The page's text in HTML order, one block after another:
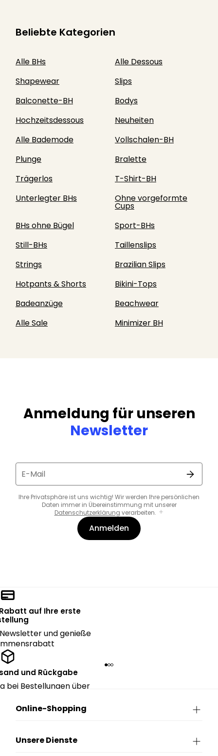
Beliebte Kategorien
Alle BHs
Alle Dessous
Shapewear
Slips
Balconette-BH
Bodys
Hochzeitsdessous
Neuheiten
Alle Bademode
Vollschalen-BH
Plunge
Bralette
Trägerlos
T-Shirt-BH
Unterlegter BHs
Ohne vorgeformte
Cups
BHs ohne Bügel
Sport-BHs
Still-BHs
Taillenslips
Strings
Brazilian Slips
Hotpants & Shorts
Bikini-Tops
Badeanzüge
Beachwear
Alle Sale
Minimizer BH
Anmeldung für unseren
Newsletter
E-Mail
Ihre Privatsphäre ist uns wichtig! Wir werden Ihre persönlichen
Daten immer in Übereinstimmung mit unserer
Datenschutzerklärung verarbeiten.
Anmelden
auf Ihre erste
und genieße
und Rückgabe
bei Bestellungen über
Online-Shopping
Unsere Dienste